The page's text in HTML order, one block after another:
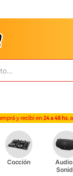
Cocción